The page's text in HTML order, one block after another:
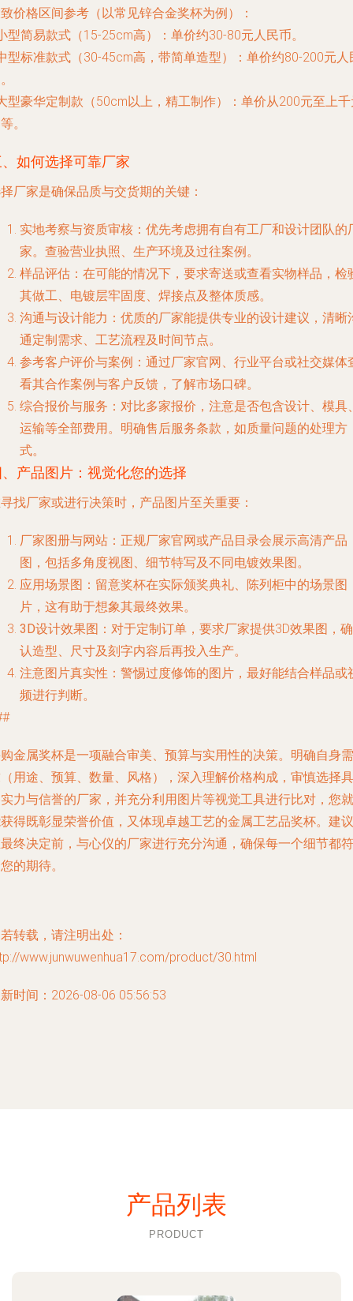
价格区间参考（以常见锌合金奖杯为例）
：
型简易款式（15-25cm高）：单价约30-80元人民币。
型标准款式（30-45cm高，带简单造型）：单价约80-200元人
型豪华定制款（50cm以上，精工制作）：单价从200元至上
。
如何选择可靠厂家
厂家是确保品质与交货期的关键：
实地考察与资质审核 ：优先考虑拥有自有工厂和设计团队的
家。查验营业执照、生产环境及过往案例。
样品评估 ：在可能的情况下，要求寄送或查看实物样品，检
其做工、电镀层牢固度、焊接点及整体质感。
沟通与设计能力 ：优质的厂家能提供专业的设计建议，清晰
通定制需求、工艺流程及时间节点。
参考客户评价与案例 ：通过厂家官网、行业平台或社交媒体
看其合作案例与客户反馈，了解市场口碑。
综合报价与服务 ：对比多家报价，注意是否包含设计、模具
运输等全部费用。明确售后服务条款，如质量问题的处理方
式。
产品图片：视觉化您的选择
找厂家或进行决策时，产品图片至关重要：
厂家图册与网站 ：正规厂家官网或产品目录会展示高清产品
图，包括多角度视图、细节特写及不同电镀效果图。
应用场景图 ：留意奖杯在实际颁奖典礼、陈列柜中的场景图
片，这有助于想象其最终效果。
3D设计效果图 ：对于定制订单，要求厂家提供3D效果图，确
认造型、尺寸及刻字内容后再投入生产。
注意图片真实性 ：警惕过度修饰的图片，最好能结合样品或
频进行判断。
金属奖杯是一项融合审美、预算与实用性的决策。明确自身需
用途、预算、数量、风格），深入理解价格构成，审慎选择具
力与信誉的厂家，并充分利用图片等视觉工具进行比对，您就
得既彰显荣誉价值，又体现卓越工艺的金属工艺品奖杯。建议
终决定前，与心仪的厂家进行充分沟通，确保每一个细节都符
的期待。
转载，请注明出处：
www.junwuwenhua17.com/product/30.html
时间：2026-08-06 05:56:53
产品列表
PRODUCT